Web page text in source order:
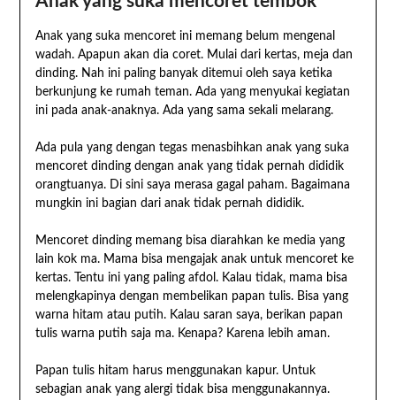
Anak yang suka mencoret ini memang belum mengenal
wadah. Apapun akan dia coret. Mulai dari kertas, meja dan
dinding. Nah ini paling banyak ditemui oleh saya ketika
berkunjung ke rumah teman. Ada yang menyukai kegiatan
ini pada anak-anaknya. Ada yang sama sekali melarang.
Ada pula yang dengan tegas menasbihkan anak yang suka
mencoret dinding dengan anak yang tidak pernah dididik
orangtuanya. Di sini saya merasa gagal paham. Bagaimana
mungkin ini bagian dari anak tidak pernah dididik.
Mencoret dinding memang bisa diarahkan ke media yang
lain kok ma. Mama bisa mengajak anak untuk mencoret ke
kertas. Tentu ini yang paling afdol. Kalau tidak, mama bisa
melengkapinya dengan membelikan papan tulis. Bisa yang
warna hitam atau putih. Kalau saran saya, berikan papan
tulis warna putih saja ma. Kenapa? Karena lebih aman.
Papan tulis hitam harus menggunakan kapur. Untuk
sebagian anak yang alergi tidak bisa menggunakannya.